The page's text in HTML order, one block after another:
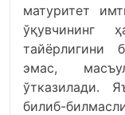
матуритет
ўқувчининг
тайёрлигини
эмас,
ўтказилади.
билиб-